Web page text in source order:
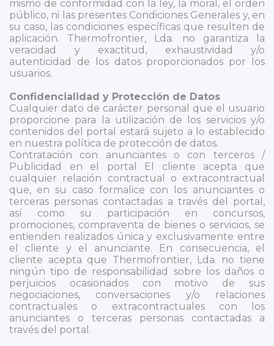
mismo de conformidad con la ley, la moral, el orden
público, ni las presentes Condiciones Generales y, en
su caso, las condiciones específicas que resulten de
aplicación. Thermofrontier, Lda. no garantiza la
veracidad y exactitud, exhaustividad y/o
autenticidad de los datos proporcionados por los
usuarios.
Confidencialidad y Protección de Datos
Cualquier dato de carácter personal que el usuario
proporcione para la utilización de los servicios y/o
contenidos del portal estará sujeto a lo establecido
en nuestra política de protección de datos.
Contratación con anunciantes o con terceros /
Publicidad en el portal El cliente acepta que
cualquier relación contractual o extracontractual
que, en su caso formalice con los anunciantes o
terceras personas contactadas a través del portal,
así como su participación en concursos,
promociones, compraventa de bienes o servicios, se
entienden realizados única y exclusivamente entre
el cliente y el anunciante. En consecuencia, el
cliente acepta que Thermofrontier, Lda. no tiene
ningún tipo de responsabilidad sobre los daños o
perjuicios ocasionados con motivo de sus
negociaciones, conversaciones y/o relaciones
contractuales o extracontractuales con los
anunciantes o terceras personas contactadas a
través del portal.